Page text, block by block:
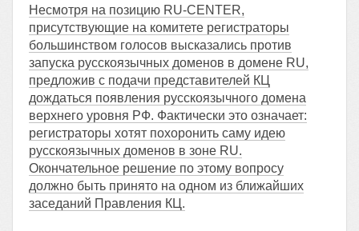
Несмотря на позицию RU-CENTER,
присутствующие на комитете регистраторы
большинством голосов высказались против
запуска русскоязычных доменов в домене RU,
предложив с подачи представителей КЦ
дождаться появления русскоязычного домена
верхнего уровня РФ. Фактически это означает:
регистраторы хотят похоронить саму идею
русскоязычных доменов в зоне RU.
Окончательное решение по этому вопросу
должно быть принято на одном из ближайших
заседаний Правления КЦ.